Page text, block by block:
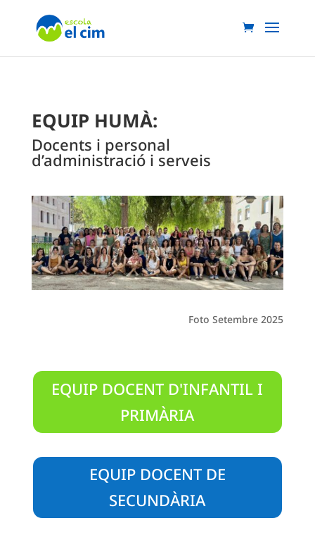
EQUIP HUMÀ:
Docents i personal
d’administració i serveis
Foto Setembre 2025
EQUIP DOCENT D'INFANTIL I
PRIMÀRIA
EQUIP DOCENT DE
SECUNDÀRIA